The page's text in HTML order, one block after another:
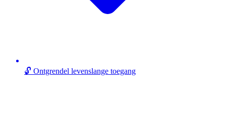
🔓 Ontgrendel levenslange toegang